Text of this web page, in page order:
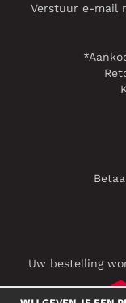
Verstuur e-mail
Uw bestelling